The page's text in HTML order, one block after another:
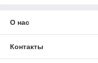
параметров.
О нас
Контакты